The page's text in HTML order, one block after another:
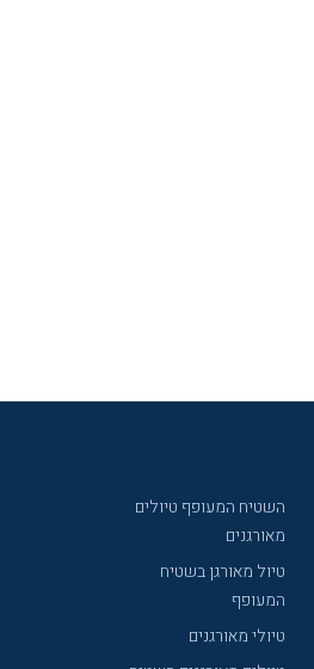
השטיח המעופף טיולים
מאורגנים
טיול מאורגן בשטיח
המעופף
טיולי מאורגנים